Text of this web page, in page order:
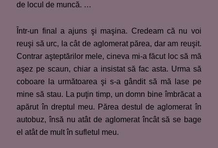
de locul de muncă. …
Într-un final a ajuns şi maşina. Credeam că nu voi
reuşi să urc, la cât de aglomerat părea, dar am reuşit.
Contrar aşteptărilor mele, cineva mi-a făcut loc să mă
aşez pe scaun, chiar a insistat să fac asta. Urma să
coboare la următoarea şi s-a gândit să mă lase pe
mine să stau. La puţin timp, un domn bine îmbrăcat a
apărut în dreptul meu. Părea destul de aglomerat în
autobuz, însă nu atât de aglomerat încât să se bage
el atât de mult în sufletul meu.